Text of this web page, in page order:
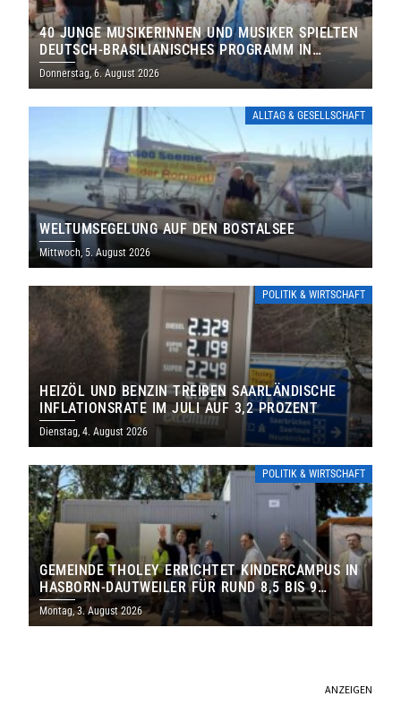
40 JUNGE MUSIKERINNEN UND MUSIKER SPIELTEN
DEUTSCH-BRASILIANISCHES PROGRAMM IN
THOLEY
Donnerstag, 6. August 2026
ALLTAG & GESELLSCHAFT
WELTUMSEGELUNG AUF DEN BOSTALSEE
Mittwoch, 5. August 2026
POLITIK & WIRTSCHAFT
HEIZÖL UND BENZIN TREIBEN SAARLÄNDISCHE
INFLATIONSRATE IM JULI AUF 3,2 PROZENT
Dienstag, 4. August 2026
POLITIK & WIRTSCHAFT
GEMEINDE THOLEY ERRICHTET KINDERCAMPUS IN
HASBORN-DAUTWEILER FÜR RUND 8,5 BIS 9
MILLIONEN EURO
Montag, 3. August 2026
ANZEIGEN